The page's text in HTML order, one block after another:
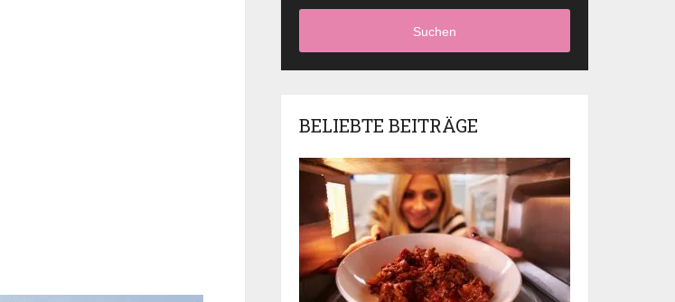
Suchen
BELIEBTE BEITRÄGE